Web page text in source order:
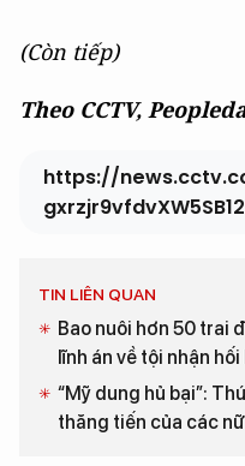
(Còn tiếp)
Theo CCTV,
https://
TIN LIÊN QUAN
Bao nuôi hơn 50 trai
lĩnh án về tội nhận hối
“Mỹ dung hủ bại”:
thăng tiến của các